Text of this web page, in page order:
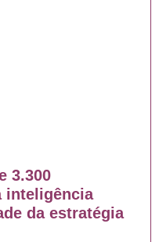
3.300
inteligência
da estratégia